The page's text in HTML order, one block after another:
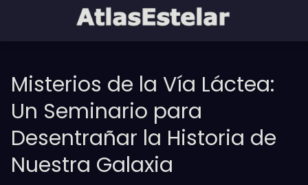
Misterios de la Vía Láctea:
Un Seminario para
Desentrañar la Historia de
Nuestra Galaxia